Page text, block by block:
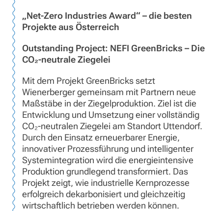
„Net-Zero Industries Award“ – die besten
Projekte aus Österreich
Outstanding Project: NEFI GreenBricks – Die
CO₂-neutrale Ziegelei
Mit dem Projekt GreenBricks setzt
Wienerberger gemeinsam mit Partnern neue
Maßstäbe in der Ziegelproduktion. Ziel ist die
Entwicklung und Umsetzung einer vollständig
CO₂-neutralen Ziegelei am Standort Uttendorf.
Durch den Einsatz erneuerbarer Energie,
innovativer Prozessführung und intelligenter
Systemintegration wird die energieintensive
Produktion grundlegend transformiert. Das
Projekt zeigt, wie industrielle Kernprozesse
erfolgreich dekarbonisiert und gleichzeitig
wirtschaftlich betrieben werden können.